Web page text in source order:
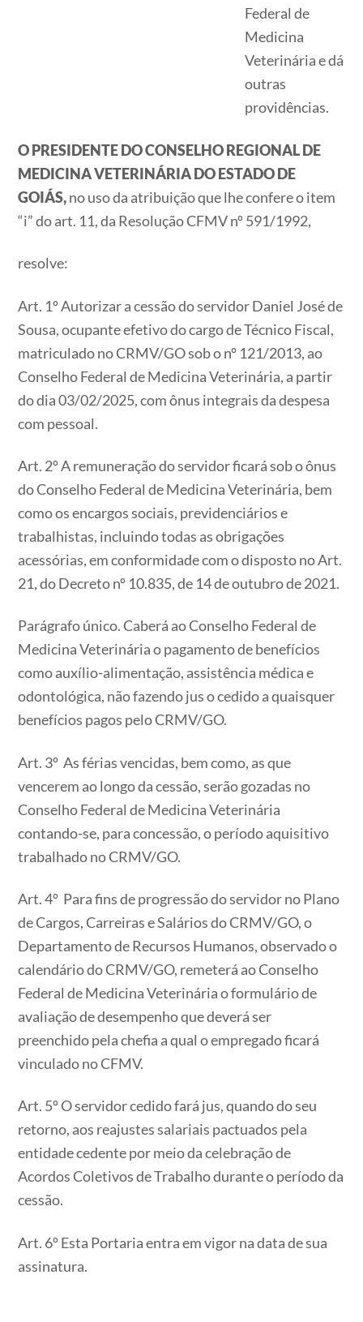
Federal de
Medicina
Veterinária e dá
outras
providências.
O PRESIDENTE DO CONSELHO REGIONAL DE
MEDICINA VETERINÁRIA DO ESTADO DE
GOIÁS,no uso da atribuição que lhe confere o item
“i” do art. 11, da Resolução CFMV nº 591/1992,
resolve:
Art. 1º Autorizar a cessão do servidor Daniel José de
Sousa, ocupante efetivo do cargo de Técnico Fiscal,
matriculado no CRMV/GO sob o nº 121/2013, ao
Conselho Federal de Medicina Veterinária, a partir
do dia 03/02/2025, com ônus integrais da despesa
com pessoal.
Art. 2º A remuneração do servidor ficará sob o ônus
do Conselho Federal de Medicina Veterinária, bem
como os encargos sociais, previdenciários e
trabalhistas, incluindo todas as obrigações
acessórias, em conformidade com o disposto no Art.
21, do Decreto nº 10.835, de 14 de outubro de 2021.
Parágrafo único. Caberá ao Conselho Federal de
Medicina Veterinária o pagamento de benefícios
como auxílio-alimentação, assistência médica e
odontológica, não fazendo jus o cedido a quaisquer
benefícios pagos pelo CRMV/GO.
Art. 3º As férias vencidas, bem como, as que
vencerem ao longo da cessão, serão gozadas no
Conselho Federal de Medicina Veterinária
contando-se, para concessão, o período aquisitivo
trabalhado no CRMV/GO.
Art. 4º Para fins de progressão do servidor no Plano
de Cargos, Carreiras e Salários do CRMV/GO, o
Departamento de Recursos Humanos, observado o
calendário do CRMV/GO, remeterá ao Conselho
Federal de Medicina Veterinária o formulário de
avaliação de desempenho que deverá ser
preenchido pela chefia a qual o empregado ficará
vinculado no CFMV.
Art. 5º O servidor cedido fará jus, quando do seu
retorno, aos reajustes salariais pactuados pela
entidade cedente por meio da celebração de
Acordos Coletivos de Trabalho durante o período da
cessão.
Art. 6º Esta Portaria entra em vigor na data de sua
assinatura.